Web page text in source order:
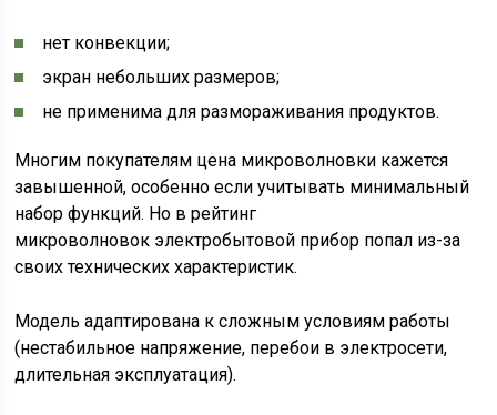
нет конвекции;
экран небольших размеров;
не применима для размораживания продуктов.
Многим покупателям цена микроволновки кажется
завышенной, особенно если учитывать минимальный
набор функций. Но в рейтинг
микроволновок электробытовой прибор попал из-за
своих технических характеристик.
Модель адаптирована к сложным условиям работы
(нестабильное напряжение, перебои в электросети,
длительная эксплуатация).